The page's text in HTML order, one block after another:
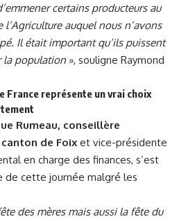
certains producteurs au
auquel nous n’avons
Il était important qu’ils puissent
la population », souligne Raymond
France représente un vrai choix
Rumeau, conseillère
de Foix et vice-présidente
en charge des finances, s’est
de cette journée malgré les
des mères mais aussi la fête du